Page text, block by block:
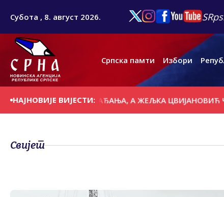
Субота , 8. август 2026.
Српска памти Избори
НАЈНОВИЈЕ ВИЈЕСТИ:
И НАГАЂАЊА, А ЖЕЉКА ЦВИЈАНОВИЋ
Свијет